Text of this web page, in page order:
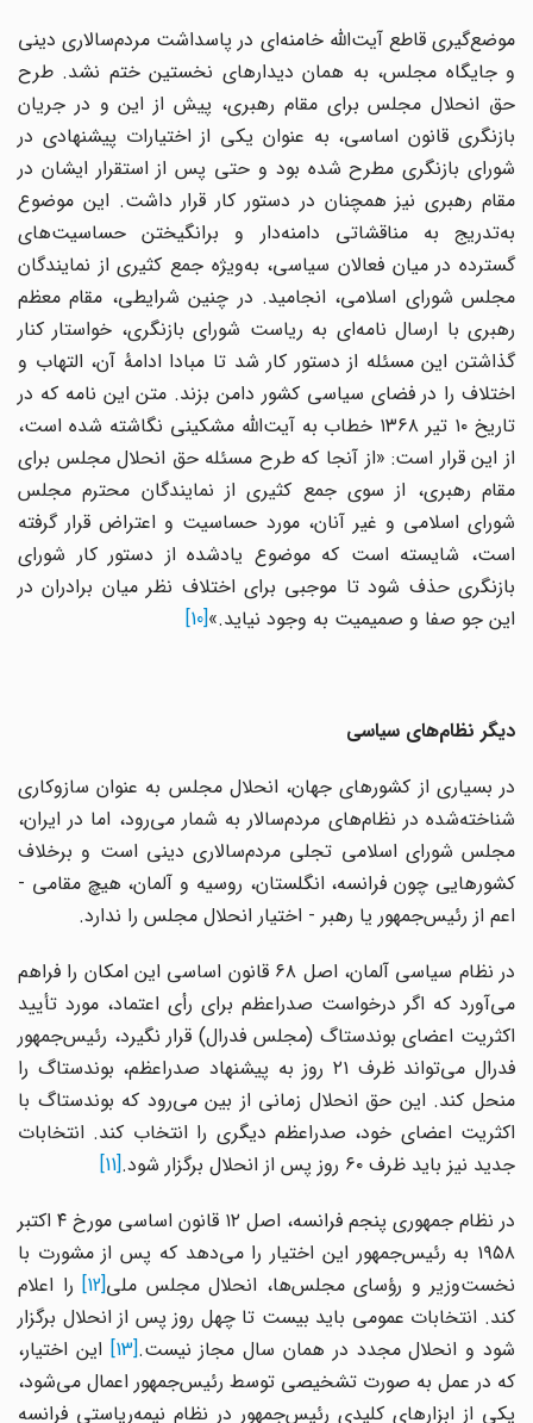
موضع‌گیری قاطع آیت‌الله خامنه‌ای در پاسداشت مردم‌سالاری دینی
و جایگاه مجلس، به همان دیدارهای نخستین ختم نشد. طرح
حق انحلال مجلس برای مقام رهبری، پیش از این و در جریان
بازنگری قانون اساسی، به عنوان یکی از اختیارات پیشنهادی در
شورای بازنگری مطرح شده بود و حتی پس از استقرار ایشان در
مقام رهبری نیز همچنان در دستور کار قرار داشت. این موضوع
به‌تدریج به مناقشاتی دامنه‌دار و برانگیختن حساسیت‌های
گسترده در میان فعالان سیاسی، به‌ویژه جمع کثیری از نمایندگان
مجلس شورای اسلامی، انجامید. در چنین شرایطی، مقام معظم
رهبری با ارسال نامه‌ای به ریاست شورای بازنگری، خواستار کنار
گذاشتن این مسئله از دستور کار شد تا مبادا ادامهٔ آن، التهاب و
اختلاف را در فضای سیاسی کشور دامن بزند. متن این نامه که در
تاریخ ۱۰ تیر ۱۳۶۸ خطاب به آیت‌الله مشکینی نگاشته شده است،
از این قرار است: «از آنجا که طرح مسئله حق انحلال مجلس برای
مقام رهبری، از سوی جمع کثیری از نمایندگان محترم مجلس
شورای اسلامی و غیر آنان، مورد حساسیت و اعتراض قرار گرفته
است، شایسته است که موضوع یادشده از دستور کار شورای
بازنگری حذف شود تا موجبی برای اختلاف نظر میان برادران در
این جو صفا و صمیمیت به وجود نیاید.»[10]
دیگر نظام‌های سیاسی
در بسیاری از کشورهای جهان، انحلال مجلس به عنوان سازوکاری
شناخته‌شده در نظام‌های مردم‌سالار به شمار می‌رود، اما در ایران،
مجلس شورای اسلامی تجلی مردم‌سالاری دینی است و برخلاف
کشورهایی چون فرانسه، انگلستان، روسیه و آلمان، هیچ مقامی -
اعم از رئیس‌جمهور یا رهبر - اختیار انحلال مجلس را ندارد.
در نظام سیاسی آلمان، اصل ۶۸ قانون اساسی این امکان را فراهم
می‌آورد که اگر درخواست صدراعظم برای رأی اعتماد، مورد تأیید
اکثریت اعضای بوندستاگ (مجلس فدرال) قرار نگیرد، رئیس‌جمهور
فدرال می‌تواند ظرف ۲۱ روز به پیشنهاد صدراعظم، بوندستاگ را
منحل کند. این حق انحلال زمانی از بین می‌رود که بوندستاگ با
اکثریت اعضای خود، صدراعظم دیگری را انتخاب کند. انتخابات
جدید نیز باید ظرف ۶۰ روز پس از انحلال برگزار شود.
[11]
در نظام جمهوری پنجم فرانسه، اصل ۱۲ قانون اساسی مورخ ۴ اکتبر
۱۹۵۸ به رئیس‌جمهور این اختیار را می‌دهد که پس از مشورت با
نخست‌وزیر و رؤسای مجلس‌ها، انحلال مجلس ملی[12]
را اعلام
کند. انتخابات عمومی باید بیست تا چهل روز پس از انحلال برگزار
شود و انحلال مجدد در همان سال مجاز نیست.[13]
این اختیار،
که در عمل به صورت تشخیصی توسط رئیس‌جمهور اعمال می‌شود،
یکی از ابزارهای کلیدی رئیس‌جمهور در نظام نیمه‌ریاستی فرانسه